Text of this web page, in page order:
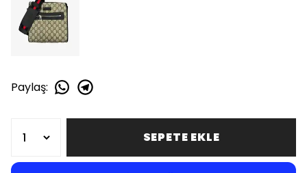
Paylaş:
SEPETE EKLE